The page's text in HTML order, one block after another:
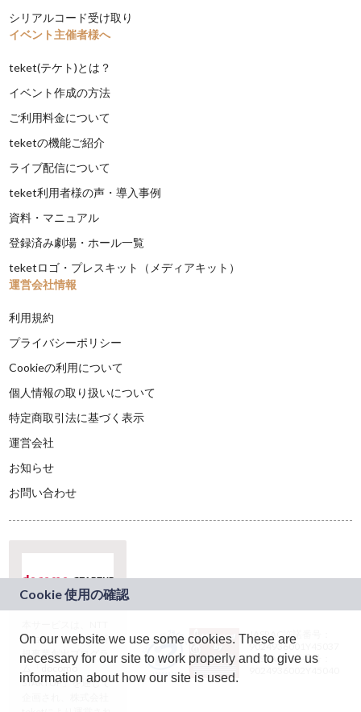
シリアルコード受け取り
イベント主催者様へ
teket(テケト)とは？
イベント作成の方法
ご利用料金について
teketの機能ご紹介
ライブ配信について
teket利用者様の声・導入事例
資料・マニュアル
登録済み劇場・ホール一覧
teketロゴ・プレスキット（メディアキット）
運営会社情報
利用規約
プライバシーポリシー
Cookieの利用について
個人情報の取り扱いについて
特定商取引法に基づく表示
運営会社
お知らせ
お問い合わせ
ドコモグループの新
規事業創出プログラ
ム「docomo
STARTUP」を通じて
JASRAC許諾番号：
9024936001Y45037
JASRAC許諾番号：
On our website we use some cookies. These are
necessary for our site to work properly and to give us
information about how our site is used.